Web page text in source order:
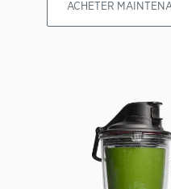
ACHETER